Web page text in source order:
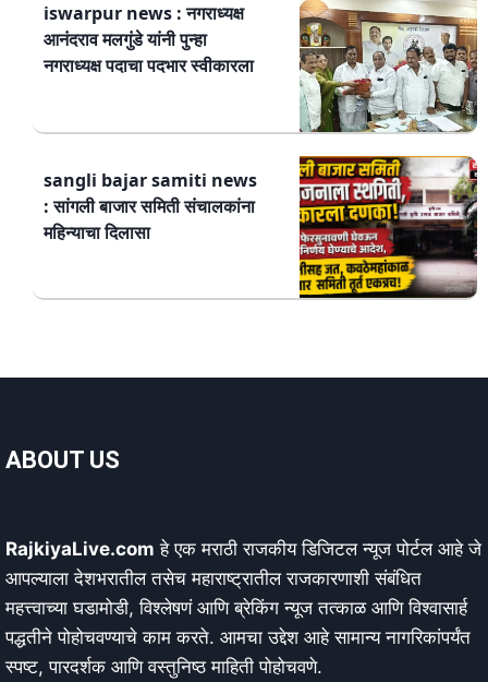
iswarpur news : नगराध्यक्ष
आनंदराव मलगुंडे यांनी पुन्हा
नगराध्यक्ष पदाचा पदभार स्वीकारला
sangli bajar samiti news
: सांगली बाजार समिती संचालकांना
महिन्याचा दिलासा
ABOUT US
RajkiyaLive.com हे एक मराठी राजकीय डिजिटल न्यूज पोर्टल आहे जे
आपल्याला देशभरातील तसेच महाराष्ट्रातील राजकारणाशी संबंधित
महत्त्वाच्या घडामोडी, विश्लेषणं आणि ब्रेकिंग न्यूज तत्काळ आणि विश्वासार्ह
पद्धतीने पोहोचवण्याचे काम करते. आमचा उद्देश आहे सामान्य नागरिकांपर्यंत
स्पष्ट, पारदर्शक आणि वस्तुनिष्ठ माहिती पोहोचवणे.